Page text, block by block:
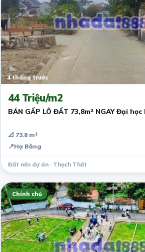
4 tháng trước
44 Triệu/m2
BÁN GẤP LÔ ĐẤT 73,8m² NGAY Đại học
📐 73.8 m²
📍Hạ Bằng
Đất nền dự án · Thạch Thất
Chính chủ